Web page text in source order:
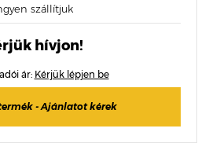
szállítjuk
hívjon!
ár: Kérjük lépjen be
- Ajánlatot kérek